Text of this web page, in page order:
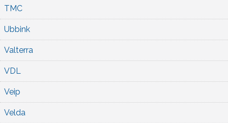
TMC
Ubbink
Valterra
VDL
Veip
Velda